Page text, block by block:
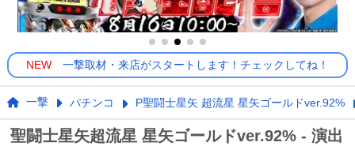
NEW 一撃取材・来店がスタートします！チェックしてね！
一撃 パチンコ P聖闘士星矢 超流星 星矢ゴールドver.92%
聖闘士星矢超流星 星矢ゴールドver.92% - 演出